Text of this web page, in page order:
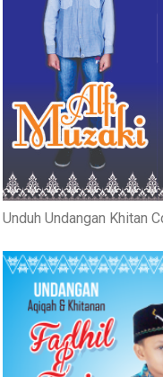
Unduh Undangan Khitan